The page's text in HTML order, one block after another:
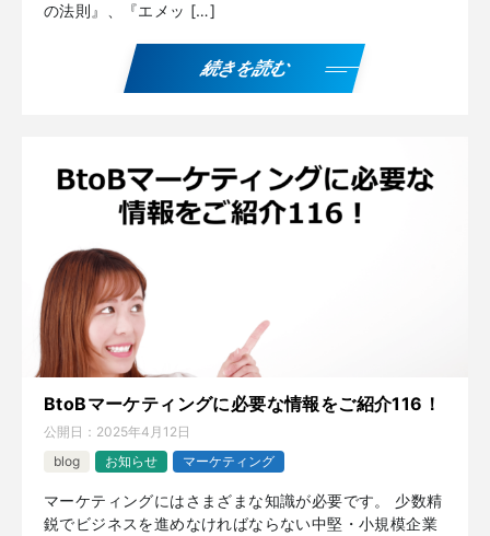
の法則』、『エメッ […]
続きを読む
BtoBマーケティングに必要な情報をご紹介116！
公開日： 2025年4月12日
blog
お知らせ マーケティング
マーケティングにはさまざまな知識が必要です。 少数精
鋭でビジネスを進めなければならない中堅・小規模企業